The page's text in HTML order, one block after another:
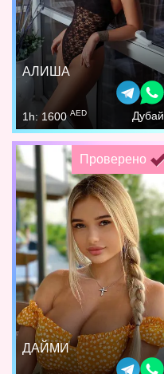
АЛИША
1h: 1600AED Дубай
Проверено
ДАЙМИ